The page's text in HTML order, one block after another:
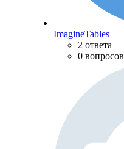
ImagineTables
2 ответа
0 вопросов